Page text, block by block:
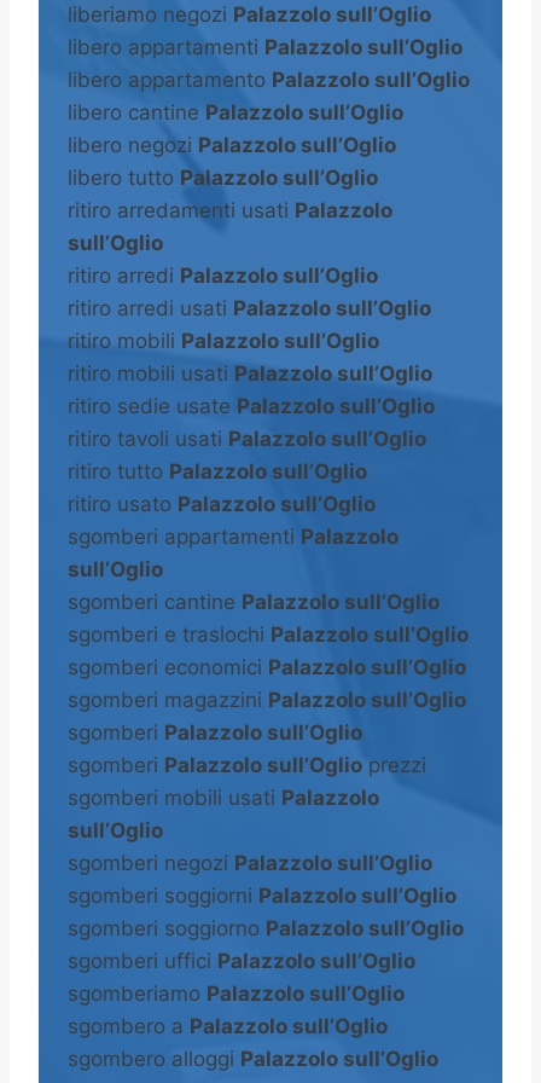
liberiamo negozi Palazzolo sull’Oglio
libero appartamenti Palazzolo sull’Oglio
libero appartamento Palazzolo sull’Oglio
libero cantine Palazzolo sull’Oglio
libero negozi Palazzolo sull’Oglio
libero tutto Palazzolo sull’Oglio
ritiro arredamenti usati Palazzolo
sull’Oglio
ritiro arredi Palazzolo sull’Oglio
ritiro arredi usati Palazzolo sull’Oglio
ritiro mobili Palazzolo sull’Oglio
ritiro mobili usati Palazzolo sull’Oglio
ritiro sedie usate Palazzolo sull’Oglio
ritiro tavoli usati Palazzolo sull’Oglio
ritiro tutto Palazzolo sull’Oglio
ritiro usato Palazzolo sull’Oglio
sgomberi appartamenti Palazzolo
sull’Oglio
sgomberi cantine Palazzolo sull’Oglio
sgomberi e traslochi Palazzolo sull’Oglio
sgomberi economici Palazzolo sull’Oglio
sgomberi magazzini Palazzolo sull’Oglio
sgomberi Palazzolo sull’Oglio
sgomberi Palazzolo sull’Oglio prezzi
sgomberi mobili usati Palazzolo
sull’Oglio
sgomberi negozi Palazzolo sull’Oglio
sgomberi soggiorni Palazzolo sull’Oglio
sgomberi soggiorno Palazzolo sull’Oglio
sgomberi uffici Palazzolo sull’Oglio
sgomberiamo Palazzolo sull’Oglio
sgombero a Palazzolo sull’Oglio
sgombero alloggi Palazzolo sull’Oglio